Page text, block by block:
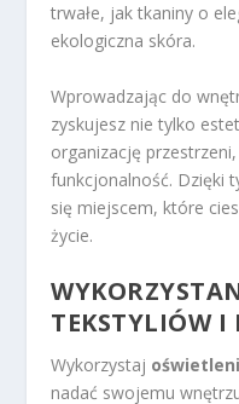
trwałe, jak tkaniny o
ekologiczna skóra.
Wprowadzając do
zyskujesz nie tylko
organizację
funkcjonalność. Dzięki
się miejscem, które
życie.
TEKSTYLIÓW I
Wykorzystaj
nadać swojemu